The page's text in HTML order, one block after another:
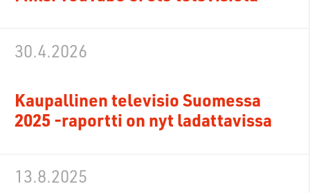
Kaupallinen televisio Suomessa
2025 -raportti on nyt ladattavissa
30.4.2026
13.8.2025